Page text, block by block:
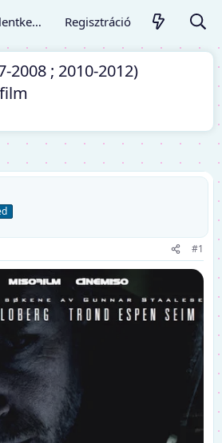
Bejelentkezés Regisztráció
2008 ; 2010-2012)
#1